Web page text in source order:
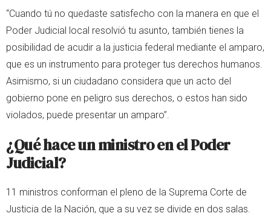
“Cuando tú no quedaste satisfecho con la manera en que el
Poder Judicial local resolvió tu asunto, también tienes la
posibilidad de acudir a la justicia federal mediante el amparo,
que es un instrumento para proteger tus derechos humanos.
Asimismo, si un ciudadano considera que un acto del
gobierno pone en peligro sus derechos, o estos han sido
violados, puede presentar un amparo”.
¿Qué hace un ministro en el Poder
Judicial?
11 ministros conforman el pleno de la Suprema Corte de
Justicia de la Nación, que a su vez se divide en dos salas.